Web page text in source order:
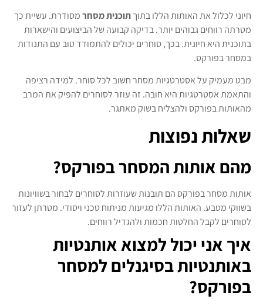
חיוני לכלול את האותות הללו בתוךתוכנית מסחרמסודרת. עשיית כך
מטרתה רווחים גבוהים יותר. בדיקה קבועה של הביצועים והישארות
בתוכנית היא חיונית. בכך, סוחרים יכולים להתמודד טוב עם התנודות
במסחר בפורקס.
מבט מעמיק על אסטרטגיות מסחר חשוב לכל סוחר. למידה רציפה
והתאמת אסטרטגיות היא חובה. זה עוזר לסוחרים להפיק את המרב
מהאותות בפורקס ולהצליח בשוק מאתגר.
שאלות נפוצות
מהם אותות המסחר בפורקס?
אותות מסחר בפורקס הם תובנות שעוזרות לסוחרים לבחור בשוויונות
בשווקי מטבע. האותות הללו מגיעות מניתוח טכני ויסודי. מטרתן לעזור
לסוחרים לקבל החלטות חכמות ולהגדיל רווחים.
איך אני יכול למצוא אותנטיות
באותנטיות בסיגנלים למסחר
בפורקס?